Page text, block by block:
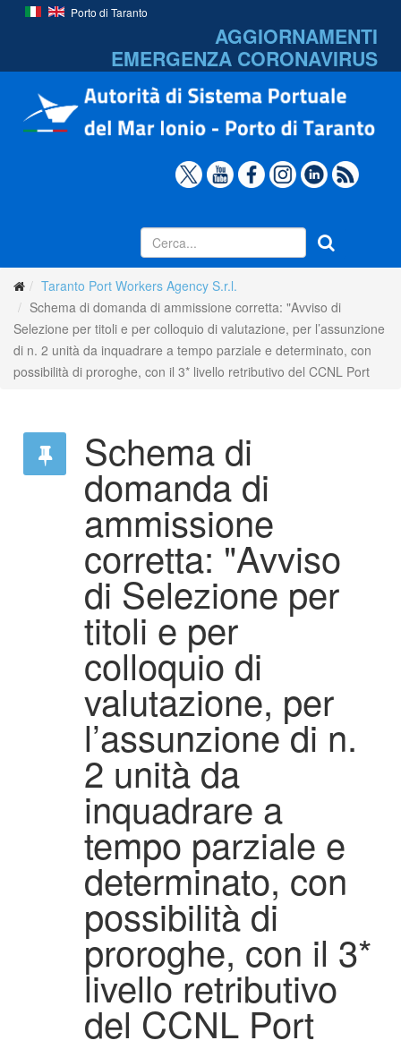
Porto di Taranto
AGGIORNAMENTI
EMERGENZA CORONAVIRUS
Taranto Port Workers Agency S.r.l.
Schema di domanda di ammissione corretta: "Avviso di
Selezione per titoli e per colloquio di valutazione, per l’assunzione
di n. 2 unità da inquadrare a tempo parziale e determinato, con
possibilità di proroghe, con il 3* livello retributivo del CCNL Port
Schema di
domanda di
ammissione
corretta: "Avviso
di Selezione per
titoli e per
colloquio di
valutazione, per
l’assunzione di n.
2 unità da
inquadrare a
tempo parziale e
determinato, con
possibilità di
proroghe, con il 3*
livello retributivo
del CCNL Port